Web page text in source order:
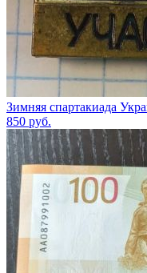
Зимняя спартакиада
850 руб.